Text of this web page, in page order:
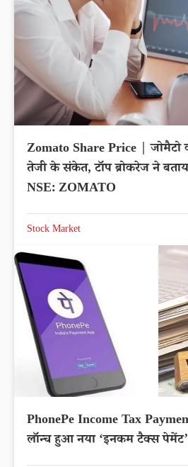
Zomato Share Price | जोमैटो
तेजी के संकेत, टॉप ब्रोकरेज ने
NSE: ZOMATO
Stock Market
PhonePe Income Tax
लॉन्च हुआ नया ‘इनकम टैक्स